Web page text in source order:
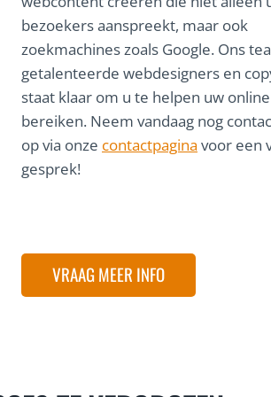
droomt.”
Maarten
@coureur local
bezoekers aanspreekt, maar ook
zoekmachines zoals Google. Ons
getalenteerde webdesigners en
staat klaar om u te helpen uw
bereiken. Neem vandaag nog
op via onze contactpagina voor een
gesprek!
VRAAG MEER INFO